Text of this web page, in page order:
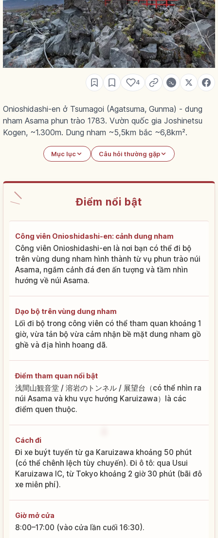
4
Onioshidashi-en ở Tsumagoi (Agatsuma, Gunma) - dung
nham Asama phun trào 1783. Vườn quốc gia Joshinetsu
Kogen, ~1.300m. Dung nham ~5,5km bắc ~6,8km².
Mục lục Câu hỏi thường gặp
Điểm nổi bật
Công viên Onioshidashi-en: cảnh dung nham
Công viên Onioshidashi-en là nơi bạn có thể đi bộ
trên vùng dung nham hình thành từ vụ phun trào núi
Asama, ngắm cảnh đá đen ấn tượng và tầm nhìn
hướng về núi Asama.
Dạo bộ trên vùng dung nham
Lối đi bộ trong công viên có thể tham quan khoảng 1
giờ, vừa tản bộ vừa cảm nhận bề mặt dung nham gồ
ghề và địa hình hoang dã.
Điểm tham quan nổi bật
浅間山観音堂 / 溶岩のトンネル / 展望台（có thể nhìn ra
núi Asama và khu vực hướng Karuizawa）là các
điểm quen thuộc.
Cách đi
Đi xe buýt tuyến từ ga Karuizawa khoảng 50 phút
(có thể chênh lệch tùy chuyến). Đi ô tô: qua Usui
Karuizawa IC, từ Tokyo khoảng 2 giờ 30 phút (bãi đỗ
xe miễn phí).
Giờ mở cửa
8:00–17:00 (vào cửa lần cuối 16:30).